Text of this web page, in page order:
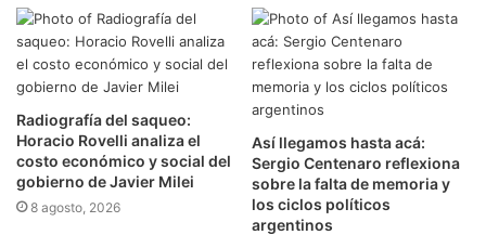
Radiografía del saqueo:
Horacio Rovelli analiza el
costo económico y social del
gobierno de Javier Milei
8 agosto, 2026
Así llegamos hasta acá:
Sergio Centenaro reflexiona
sobre la falta de memoria y
los ciclos políticos
argentinos